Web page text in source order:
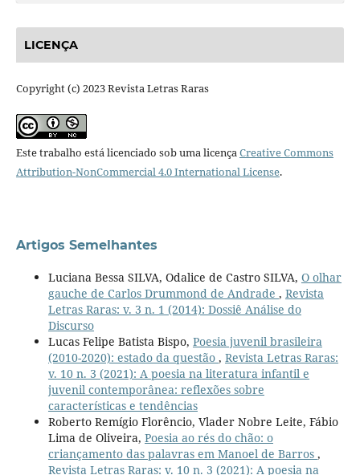
LICENÇA
Copyright (c) 2023 Revista Letras Raras
Este trabalho está licenciado sob uma licençaCreative Commons
Attribution-NonCommercial 4.0 International License.
Artigos Semelhantes
Luciana Bessa SILVA, Odalice de Castro SILVA, O olhar
gauche de Carlos Drummond de Andrade , Revista
Letras Raras: v. 3 n. 1 (2014): Dossiê Análise do
Discurso
Lucas Felipe Batista Bispo, Poesia juvenil brasileira
(2010-2020): estado da questão , Revista Letras Raras:
v. 10 n. 3 (2021): A poesia na literatura infantil e
juvenil contemporânea: reflexões sobre
características e tendências
Roberto Remígio Florêncio, Vlader Nobre Leite, Fábio
Lima de Oliveira, Poesia ao rés do chão: o
criançamento das palavras em Manoel de Barros ,
Revista Letras Raras: v. 10 n. 3 (2021): A poesia na